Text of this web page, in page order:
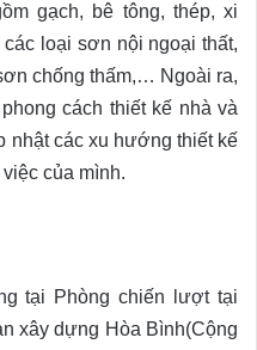
gạch, bê tông, thép, xi
loại sơn nội ngoại thất,
chống thấm,… Ngoài ra,
cách thiết kế nhà và
nhật các xu hướng thiết kế
của mình.
tại Phòng chiến lượt tại
xây dựng Hòa Bình(Cộng